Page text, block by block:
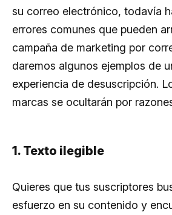
su correo electrónico, todavía
errores comunes que pueden
campaña de marketing por
daremos algunos ejemplos de
experiencia de desuscripción.
marcas se ocultarán por
1. Texto ilegible
Quieres que tus suscriptores
esfuerzo en su contenido y